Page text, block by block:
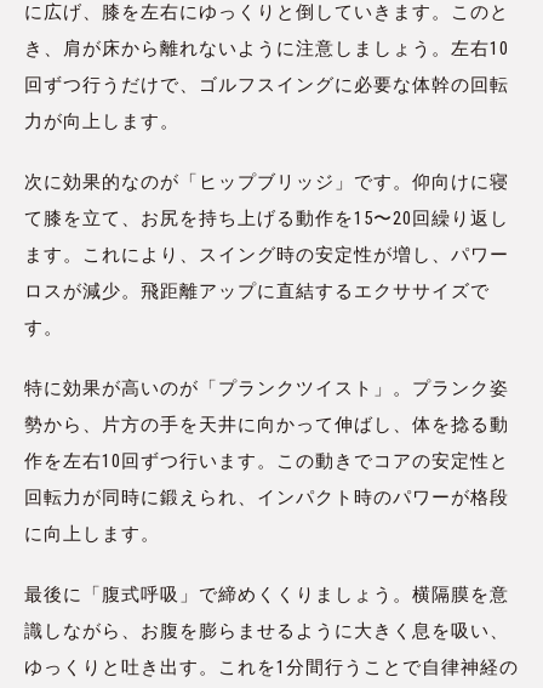
に広げ、膝を左右にゆっくりと倒していきます。このと
き、肩が床から離れないように注意しましょう。左右10
回ずつ行うだけで、ゴルフスイングに必要な体幹の回転
力が向上します。
次に効果的なのが「ヒップブリッジ」です。仰向けに寝
て膝を立て、お尻を持ち上げる動作を15〜20回繰り返し
ます。これにより、スイング時の安定性が増し、パワー
ロスが減少。飛距離アップに直結するエクササイズで
す。
特に効果が高いのが「プランクツイスト」。プランク姿
勢から、片方の手を天井に向かって伸ばし、体を捻る動
作を左右10回ずつ行います。この動きでコアの安定性と
回転力が同時に鍛えられ、インパクト時のパワーが格段
に向上します。
最後に「腹式呼吸」で締めくくりましょう。横隔膜を意
識しながら、お腹を膨らませるように大きく息を吸い、
ゆっくりと吐き出す。これを1分間行うことで自律神経の